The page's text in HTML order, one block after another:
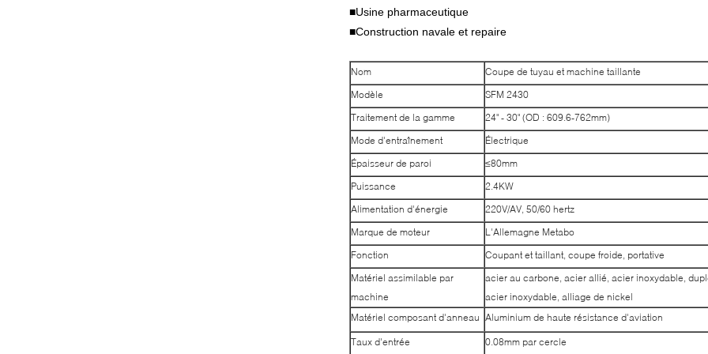
■Usine pharmaceutique
■Construction navale et repaire
Nom
Coupe de tuyau et machine taillante
Modèle
SFM 2430
Traitement de la gamme
24" - 30" (OD : 609.6-762mm)
Mode d'entraînement
Électrique
Épaisseur de paroi
≤80mm
Puissance
2.4KW
Alimentation d'énergie
220V/AV, 50/60 hertz
Marque de moteur
L'Allemagne Metabo
Fonction
Coupant et taillant, coupe froide, portative
Matériel assimilable par
machine
acier au carbone, acier allié, acier inoxydable,
acier inoxydable, alliage de nickel
Matériel composant d'anneau Aluminium de haute résistance d'aviation
Taux d'entrée 0.08mm par cercle